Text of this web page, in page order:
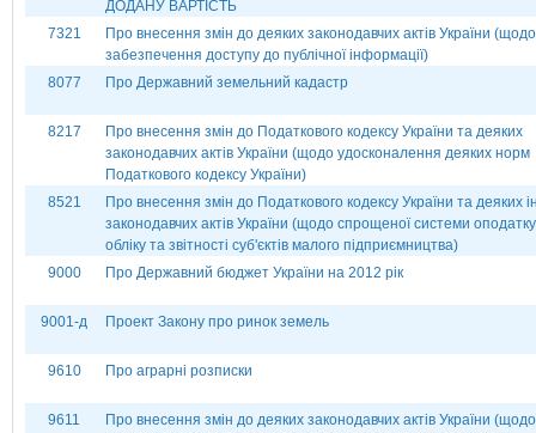
ДОДАНУ ВАРТІСТЬ
7321
Про внесення змін до деяких законодавчих актів України (щодо
забезпечення доступу до публічної інформації)
8077
Про Державний земельний кадастр
8217
Про внесення змін до Податкового кодексу України та деяких
законодавчих актів України (щодо удосконалення деяких норм
Податкового кодексу України)
8521
Про внесення змін до Податкового кодексу України та деяких
законодавчих актів України (щодо спрощеної системи
обліку та звітності суб'єктів малого підприємництва)
9000
Про Державний бюджет України на 2012 рік
9001-д Проект Закону про ринок земель
9610 Про аграрні розписки
9611
Про внесення змін до деяких законодавчих актів України (щодо